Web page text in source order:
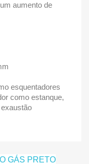
aumento de
esquentadores
como estanque,